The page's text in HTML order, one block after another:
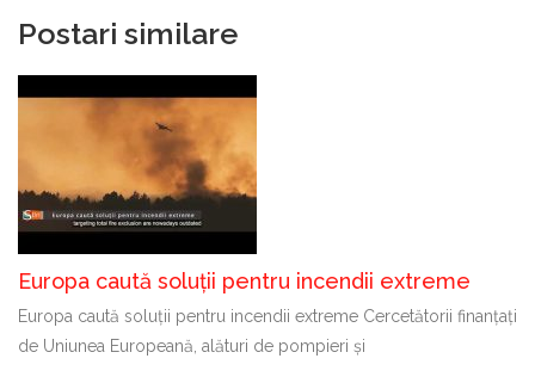
Postari similare
Europa caută soluții pentru incendii extreme
Europa caută soluții pentru incendii extreme Cercetătorii finanțați
de Uniunea Europeană, alături de pompieri și